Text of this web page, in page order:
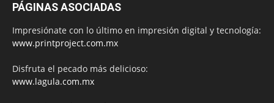
PÁGINAS ASOCIADAS
Impresiónate con lo último en impresión digital y tecnología:
www.printproject.com.mx
Disfruta el pecado más delicioso:
www.lagula.com.mx